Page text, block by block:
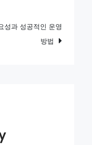
성과 성공적인 운영
방법